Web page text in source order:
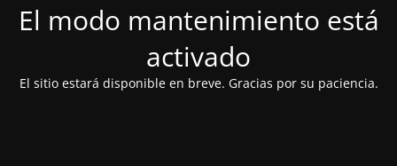
El modo mantenimiento está
activado
El sitio estará disponible en breve. Gracias por su paciencia.